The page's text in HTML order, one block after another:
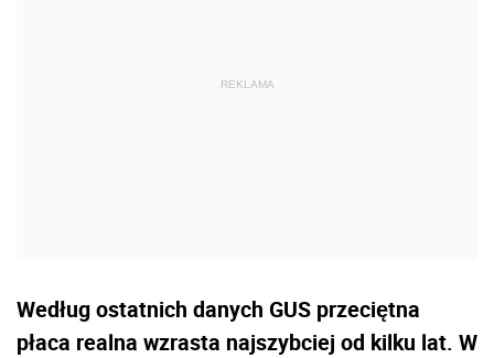
Według ostatnich danych GUS przeciętna
płaca realna wzrasta najszybciej od kilku lat. W